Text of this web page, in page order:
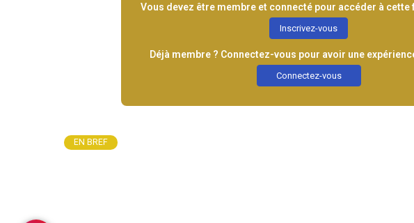
Vous devez être membre et connecté pour accéder à
Inscrivez-vous
Déjà membre ? Connectez-vous pour avoir une
Connectez-vous
EN BREF